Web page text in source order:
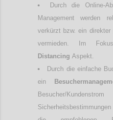
Durch die Online-
Management werden
verkürzt bzw. ein direkter
vermieden. Im
Distancing Aspekt.
Durch die einfache
ein
Besucher/